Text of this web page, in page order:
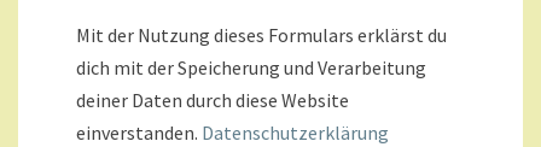
Mit der Nutzung dieses Formulars erklärst du
dich mit der Speicherung und Verarbeitung
deiner Daten durch diese Website
einverstanden. Datenschutzerklärung